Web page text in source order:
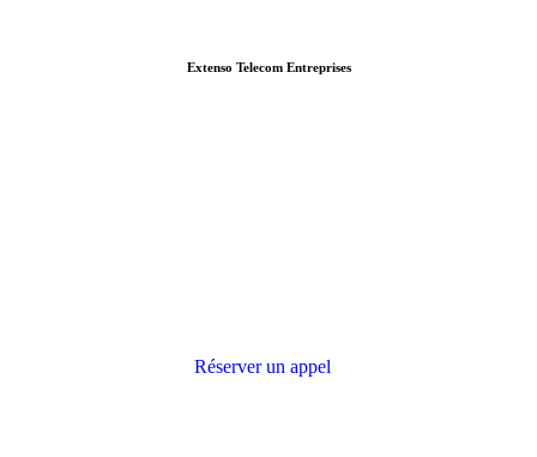
Extenso Telecom Entreprises
Réserver un appel